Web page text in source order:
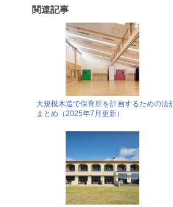
関連記事
大規模木造で保育所を計画するための法規
まとめ（2025年7月更新）